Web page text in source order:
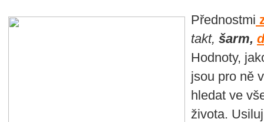
Přednostmi
takt, šarm,
Hodnoty,
jsou pro ně
hledat ve
života.